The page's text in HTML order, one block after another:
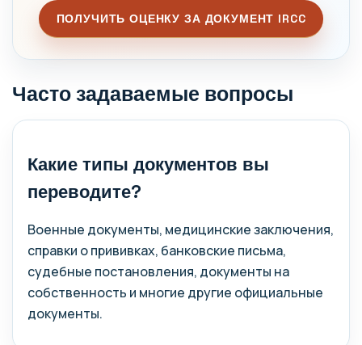
ПОЛУЧИТЬ ОЦЕНКУ ЗА ДОКУМЕНТ IRCC
Часто задаваемые вопросы
Какие типы документов вы
переводите?
Военные документы, медицинские заключения,
справки о прививках, банковские письма,
судебные постановления, документы на
собственность и многие другие официальные
документы.